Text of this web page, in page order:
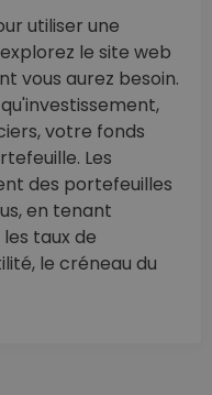
utiliser une
le site web
vous aurez besoin.
votre fonds
Les
des portefeuilles
en tenant
taux de
le créneau du